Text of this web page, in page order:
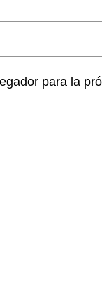
para la